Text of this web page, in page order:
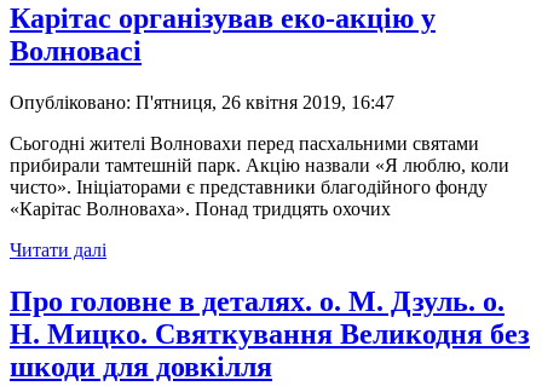
Карітас організував еко-акцію у
Волновасі
Опубліковано: П'ятниця, 26 квітня 2019, 16:47
Сьогодні жителі Волновахи перед пасхальними святами
прибирали тамтешній парк. Акцію назвали «Я люблю, коли
чисто». Ініціаторами є представники благодійного фонду
«Карітас Волноваха». Понад тридцять охочих
Читати далі
Про головне в деталях. о. М. Дзуль. о.
Н. Мицко. Святкування Великодня без
шкоди для довкілля